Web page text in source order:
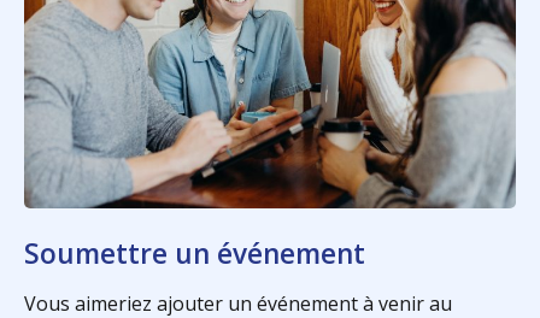
Soumettre un événement
Vous aimeriez ajouter un événement à venir au